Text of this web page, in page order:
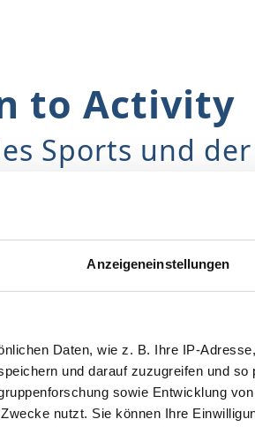
Anzeigeneinstellungen
Daten, wie z. B. Ihre IP-
und darauf zuzugreifen und so
sowie Entwicklung
nutzt. Sie können Ihre
to Activity
Sports und
funktionelle
werden die grundlegenden
der beeinträchtigten Körperseite mit
Seite verglichen, sowie
und Haltungskontrollen